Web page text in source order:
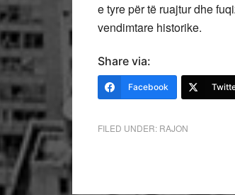
e tyre për të ruajtur dhe
vendimtare historike.
Share via:
Facebook
FILED UNDER: RAJON